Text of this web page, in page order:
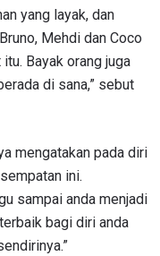
yang layak, dan
Mehdi dan Coco
Bayak orang juga
di sana,” sebut
mengatakan pada diri
ini.
sampai anda menjadi
bagi diri anda
anda menyetujui
informasi
kami. Anda dapat
komunikasi ini